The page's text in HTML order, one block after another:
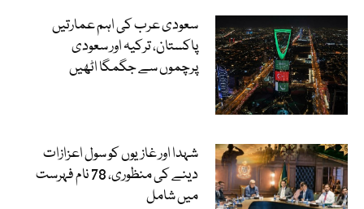
سعودی عرب کی اہم عمارتیں
پاکستان، ترکیہ اور سعودی
پرچموں سے جگمگا اٹھیں
شہدا اور غازیوں کو سول اعزازات
دینے کی منظوری، 78 نام فہرست
میں شامل